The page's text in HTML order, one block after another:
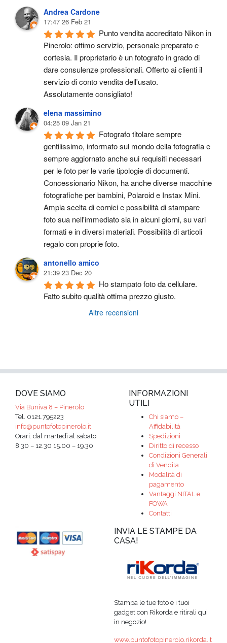
Andrea Cardone
17:47 26 Feb 21
Punto vendita accreditato Nikon in
Pinerolo: ottimo servizio, personale preparato e
cortesia. Il proprietario è un fotografo in grado di
dare consulenze professionali. Offerto ai clienti il
servizio di conto vendita dell'usato.
Assolutamente consigliato!
elena massimino
04:25 09 Jan 21
Fotografo titolare sempre
gentilissimo, informato sul mondo della fotografia e
sempre aggiornato anche sui requisiti necessari
per le foto per le varie tipologie di documenti.
Concessionario Nikon, ha anche diverse macchine
fotografiche per bambini, Polaroid e Instax Mini.
Ampia scelta di cornici e possibilità di stampare
foto sua nell'immediato sia in alcuni giorni, su vari
formati e in diversi materiali. Possibilità di articoli
regalo con proprie foto.
antonello amico
21:39 23 Dec 20
Ho stampato foto da cellulare.
Fatto subito qualità ottima prezzo giusto.
Altre recensioni
DOVE SIAMO
Via Buniva 8 – Pinerolo
Tel. 0121.795223
info@puntofotopinerolo.it
Orari: dal martedì al sabato
8.30 – 12.30 15.00 – 19.30
INFORMAZIONI
UTILI
Chi siamo –
Affidabilità
Spedizioni
Diritto di recesso
Condizioni Generali
di Vendita
Modalità di
pagamento
Vantaggi NITAL e
FOWA
Contatti
INVIA LE STAMPE DA
CASA!
Stampa le tue foto e i tuoi
gadget con Rikorda e ritirali qui
in negozio!
www.puntofotopinerolo.rikorda.it